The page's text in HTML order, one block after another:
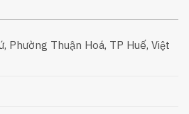
Phường Thuận Hoá, TP Huế, Việt